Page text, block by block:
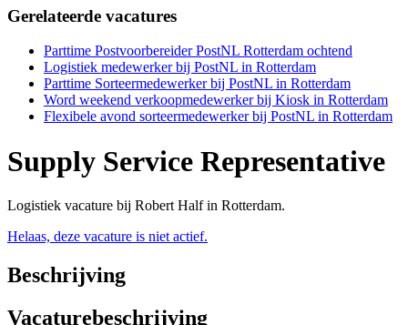
Gerelateerde vacatures
Parttime Postvoorbereider PostNL Rotterdam ochtend
Logistiek medewerker bij PostNL in Rotterdam
Parttime Sorteermedewerker bij PostNL in Rotterdam
Word weekend verkoopmedewerker bij Kiosk in Rotterdam
Flexibele avond sorteermedewerker bij PostNL in Rotterdam
Supply Service Representative
Logistiek vacature bij Robert Half in Rotterdam.
Helaas, deze vacature is niet actief.
Beschrijving
Vacaturebeschrijving